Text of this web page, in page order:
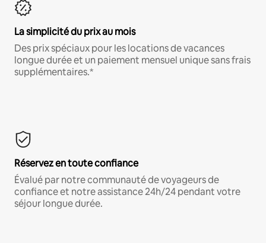
La simplicité du prix au mois
Des prix spéciaux pour les locations de vacances
longue durée et un paiement mensuel unique sans frais
supplémentaires.*
Réservez en toute confiance
Évalué par notre communauté de voyageurs de
confiance et notre assistance 24h/24 pendant votre
séjour longue durée.